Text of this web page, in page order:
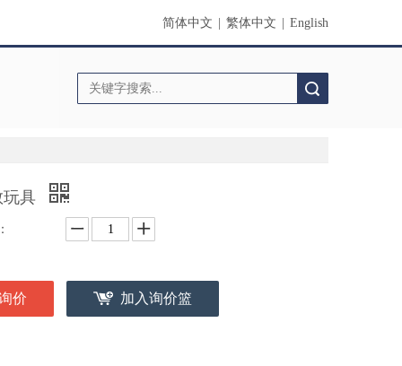
简体中文 繁体中文 English
玩具
价 加入询价篮